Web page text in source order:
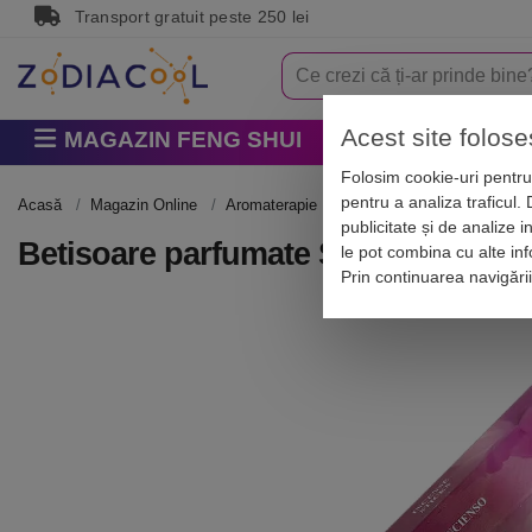
Transport gratuit peste 250 lei
MAGAZIN FENG SHUI Horoscop
Acasă Magazin Online Aromaterapie Betisoare parfumate
Betisoare parfumate Salvie Roz,
Acest site
Folosim cookie-uri
pentru a analiza traficul.
publicitate și de analize
le pot combina cu alte
Prin continuarea